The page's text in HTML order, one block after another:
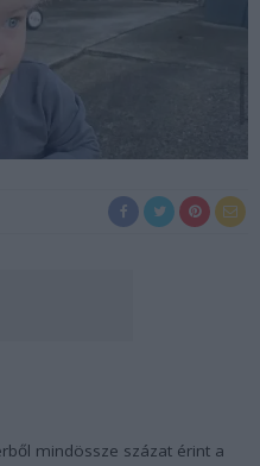
mindössze százat érint a